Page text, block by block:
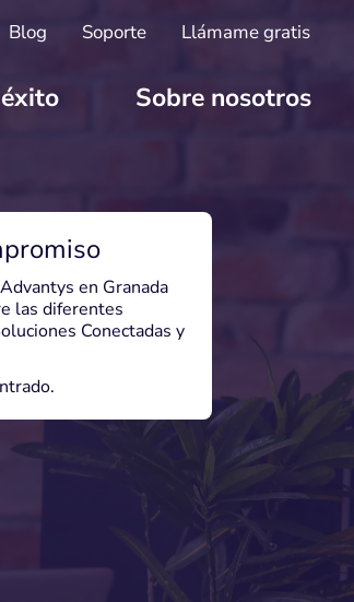
Blog Soporte Llámame gratis
Sobre nosotros
en Granada
las diferentes
Conectadas y